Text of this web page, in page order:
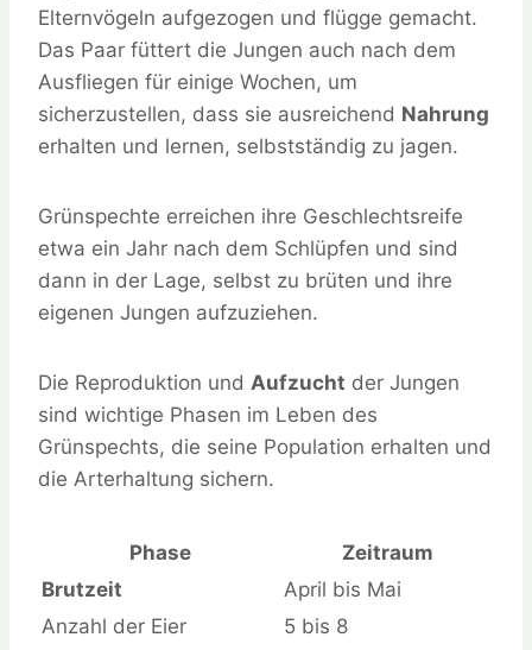
Elternvögeln aufgezogen und flügge gemacht.
Das Paar füttert die Jungen auch nach dem
Ausfliegen für einige Wochen, um
sicherzustellen, dass sie ausreichend Nahrung
erhalten und lernen, selbstständig zu jagen.
Grünspechte erreichen ihre Geschlechtsreife
etwa ein Jahr nach dem Schlüpfen und sind
dann in der Lage, selbst zu brüten und ihre
eigenen Jungen aufzuziehen.
Die Reproduktion und Aufzucht der Jungen
sind wichtige Phasen im Leben des
Grünspechts, die seine Population erhalten und
die Arterhaltung sichern.
Phase
Zeitraum
Brutzeit
April bis Mai
Anzahl der Eier
5 bis 8